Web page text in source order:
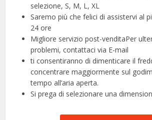
selezione, S, M, L, XL
Saremo più che felici di assistervi al
24 ore
Migliore servizio post-venditaPer
problemi, contattaci via E-mail
ti consentiranno di dimenticare il
concentrare maggiormente sul
tempo all’aria aperta.
Si prega di selezionare una